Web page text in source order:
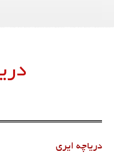
دریاچه ایری